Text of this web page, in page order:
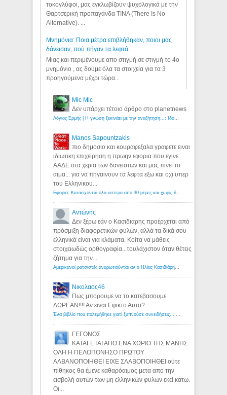
τοκογλύφοι, μας εγκλωβίζουν ψυχολογικά με την
Θαρτσερική προπαγάνδα TINA (There Is No
Alternative). ...
Μνημόνια: Ποια μέτρα επιβλήθηκαν, ποιοι μας
δάνεισαν, πού πήγαν τα λεφτά...
Μιας και περιμένουμε απο στιγμή σε στιγμή το 4ο
μνημόνιο , ας δούμε όλα τα στοιχεία για τα 3
προηγούμενα μέχρι τώρα...
Mic Mic
Δεν υπάρχει τέτοιο άρθρο στο planetnews
Λόγιος Ερμής | Η γνώση ξεκινάει με την αναζήτηση...: Ιδού οι 18 που χρωστούν 11 δις ευρώ!
Manos Sapountzakis
πιο δημοσιο και κουραφεξαλα γραφετε ειναι
ιδιωτικη επιχειρηση η πρωην εφορια που εγινε
ΑΑΔΕ στα χερια των δανειστων και μας πινει το
αιμα... για να πηγαινουν τα λεφτα εξω και οχι υπερ
του Ελληνικου...
Εφορία: Κατάσχονται όλα ύστερα από 30 μέρες και χωρίς δικαστικές αποφάσεις - Λόγιος Ερμής
Αντώνης
Δεν ξέρω εάν ο Κασιδιάρης προέρχεται από
πρόσμιξη διαφορετικών φυλών, αλλά τα δικά σου
ελληνικά είναι για κλάματα. Κοίτα να μάθεις
στοιχειωδώς ορθογραφία...τουλάχιστον όταν θέτεις
ζήτημα για την...
Αμερικανοί ρατσιστές αναρωτιούνται αν ο Ηλίας Κασιδιάρης ανήκει στη λευκή φυλή... - Λόγιος Ερμής
Νικολαος46
Πως μπορουμε να το κατεβασουμε
ΔΩΡΕΑΝ!!!! Αν ειναι Εφικτο Αυτο?
Ένα βιβλίο που πολεμήθηκε γιατί ξυπνούσε συνειδήσεις... - Λόγιος Ερμής | Η γνώση ξεκινάει με την αναζήτηση...
ΓΕΓΟΝΟΣ
ΚΑΤΑΓΕΤΑΙ ΑΠΟ ΕΝΑ ΧΩΡΙΟ ΤΗΣ ΜΑΝΗΣ.
ΟΛΗ Η ΠΕΛΟΠΟΝΗΣΟ ΠΡΩΤΟΥ
ΑΛΒΑΝΟΠΟΙΗΘΕΙ ΕΙΧΕ ΣΛΑΒΟΠΟΙΗΘΕΙ ούτε
πίθηκος θα έμενε καθαρόαιμος μετα απο την
εισβολή αυτών των μη ελληνικών φυλων εκεί κατω.
Οι...